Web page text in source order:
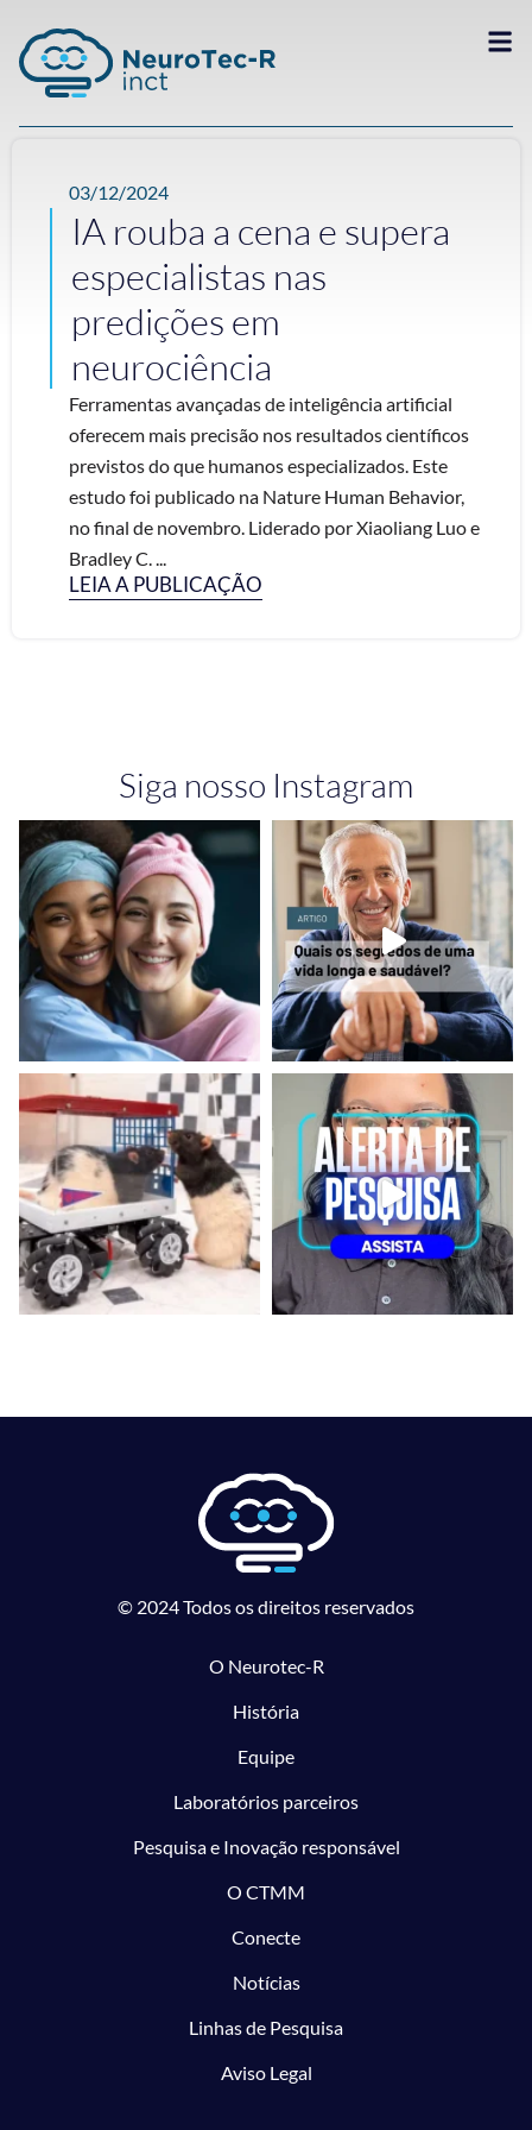
03/12/2024
IA rouba a cena e supera
especialistas nas
predições em
neurociência
Ferramentas avançadas de inteligência artificial
oferecem mais precisão nos resultados científicos
previstos do que humanos especializados. Este
estudo foi publicado na Nature Human Behavior,
no final de novembro. Liderado por Xiaoliang Luo e
Bradley C. ...
LEIA A PUBLICAÇÃO
Siga nosso Instagram
© 2024 Todos os direitos reservados
O Neurotec-R
História
Equipe
Laboratórios parceiros
Pesquisa e Inovação responsável
O CTMM
Conecte
Notícias
Linhas de Pesquisa
Aviso Legal